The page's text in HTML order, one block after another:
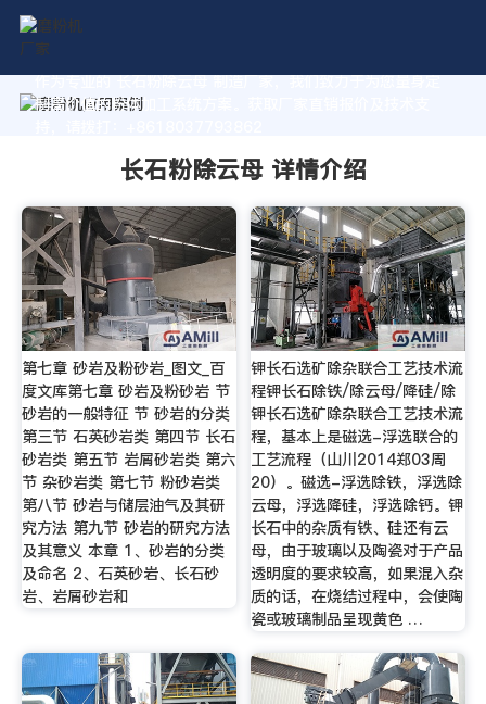
作为专业的 长石粉除云母 制造厂家，我们致力于为您量身定
制高价值的粉体加工系统方案。获取厂家直销报价及技术支
长石粉除云母 详情介绍
第七章 砂岩及粉砂岩_图文_百
度文库第七章 砂岩及粉砂岩 节
砂岩的一般特征 节 砂岩的分类
第三节 石英砂岩类 第四节 长石
砂岩类 第五节 岩屑砂岩类 第六
节 杂砂岩类 第七节 粉砂岩类
第八节 砂岩与储层油气及其研
究方法 第九节 砂岩的研究方法
及其意义 本章 1、砂岩的分类
及命名 2、石英砂岩、长石砂
岩、岩屑砂岩和
钾长石选矿除杂联合工艺技术流
程钾长石除铁/除云母/降硅/除
钾长石选矿除杂联合工艺技术流
程，基本上是磁选-浮选联合的
工艺流程（山川2014郑03周
20）。磁选-浮选除铁，浮选除
云母，浮选降硅，浮选除钙。钾
长石中的杂质有铁、硅还有云
母，由于玻璃以及陶瓷对于产品
透明度的要求较高，如果混入杂
质的话，在烧结过程中，会使陶
瓷或玻璃制品呈现黄色 …